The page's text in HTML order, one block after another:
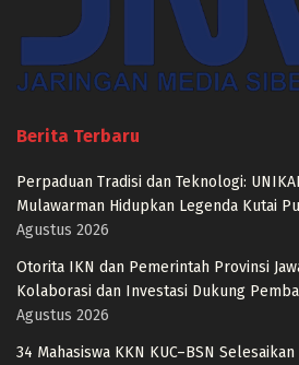
Berita Terbaru
Perpaduan Tradisi dan Teknologi:
Mulawarman Hidupkan Legenda Kutai
Agustus 2026
Otorita IKN dan Pemerintah Provinsi
Kolaborasi dan Investasi Dukung
Agustus 2026
34 Mahasiswa KKN KUC–BSN